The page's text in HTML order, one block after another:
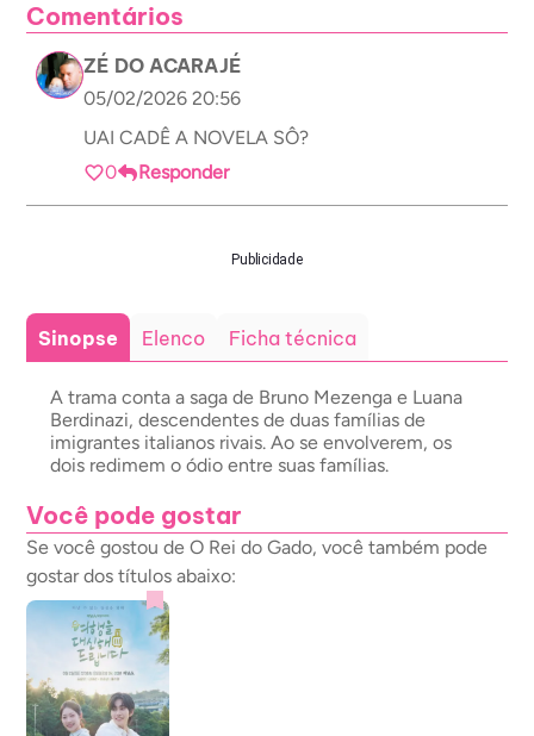
Comentários
ZÉ DO ACARAJÉ
05/02/2026 20:56
UAI CADÊ A NOVELA SÔ?
0
Responder
Publicidade
Sinopse Elenco Ficha técnica
A trama conta a saga de Bruno Mezenga e Luana
Berdinazi, descendentes de duas famílias de
imigrantes italianos rivais. Ao se envolverem, os
dois redimem o ódio entre suas famílias.
Você pode gostar
Se você gostou de O Rei do Gado, você também pode
gostar dos títulos abaixo: